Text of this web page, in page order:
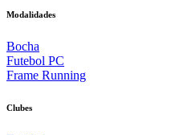
Modalidades
Bocha
Futebol PC
Frame Running
Clubes